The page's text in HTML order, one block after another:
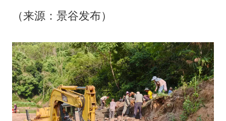
（来源：景谷发布）